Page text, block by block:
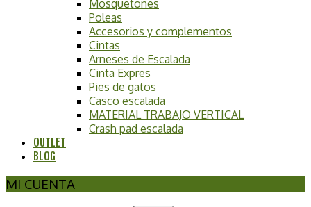
Mosquetones
Poleas
Accesorios y complementos
Cintas
Arneses de Escalada
Cinta Expres
Pies de gatos
Casco escalada
MATERIAL TRABAJO VERTICAL
Crash pad escalada
OUTLET
BLOG
MI CUENTA